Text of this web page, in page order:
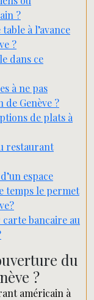
?
à l’avance
?
dans ce
à ne pas
Genève ?
de plats à
restaurant
espace
temps le permet
bancaire au
du
?
américain à